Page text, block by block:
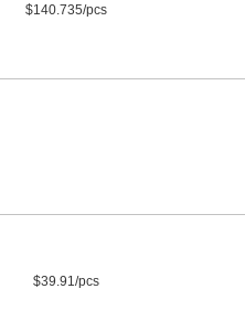
$140.735/pcs
$39.91/pcs